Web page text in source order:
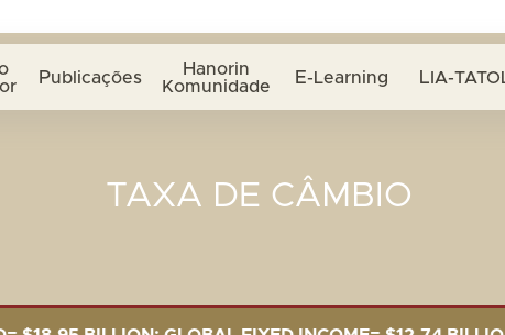
Publicações Hanorin
Komunidade E-Learning LIA-
TAXA DE CÂMBIO